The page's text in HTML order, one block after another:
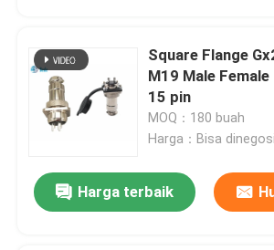
blok terminal cepat
Konektor otomotif
Square Flange
M19 Male
15 pin
MOQ：180 buah
Harga：Bisa
Harga terbaik